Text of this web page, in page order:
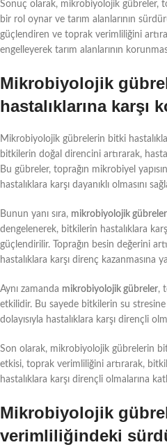
Sonuç olarak, mikrobiyolojik gübreler,
bir rol oynar ve tarım alanlarının
güçlendiren ve toprak verimliliğini
engelleyerek tarım alanlarının
Mikrobiyolojik
hastalıklarına karşı
Mikrobiyolojik gübrelerin bitki
bitkilerin doğal direncini artırarak,
Bu gübreler, toprağın mikrobiyel
hastalıklara karşı dayanıklı olmasını
Bunun yanı sıra, mikrobiyolojik gübreler
dengelenerek, bitkilerin hastalıklara
güçlendirilir. Toprağın besin değerini
hastalıklara karşı direnç kazanmasına
Aynı zamanda mikrobiyolojik gübreler,
etkilidir. Bu sayede bitkilerin su stresine
dolayısıyla hastalıklara karşı dirençli
Son olarak, mikrobiyolojik gübrelerin
etkisi, toprak verimliliğini artırarak,
hastalıklara karşı dirençli olmalarına
Mikrobiyolojik
verimliliğindeki